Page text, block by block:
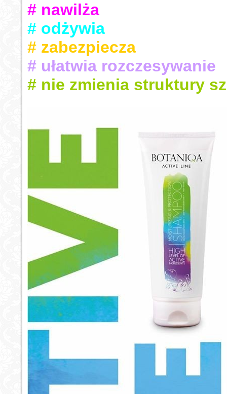
# nawilża
# odżywia
# zabezpiecza
# ułatwia rozczesywanie
# nie zmienia struktury